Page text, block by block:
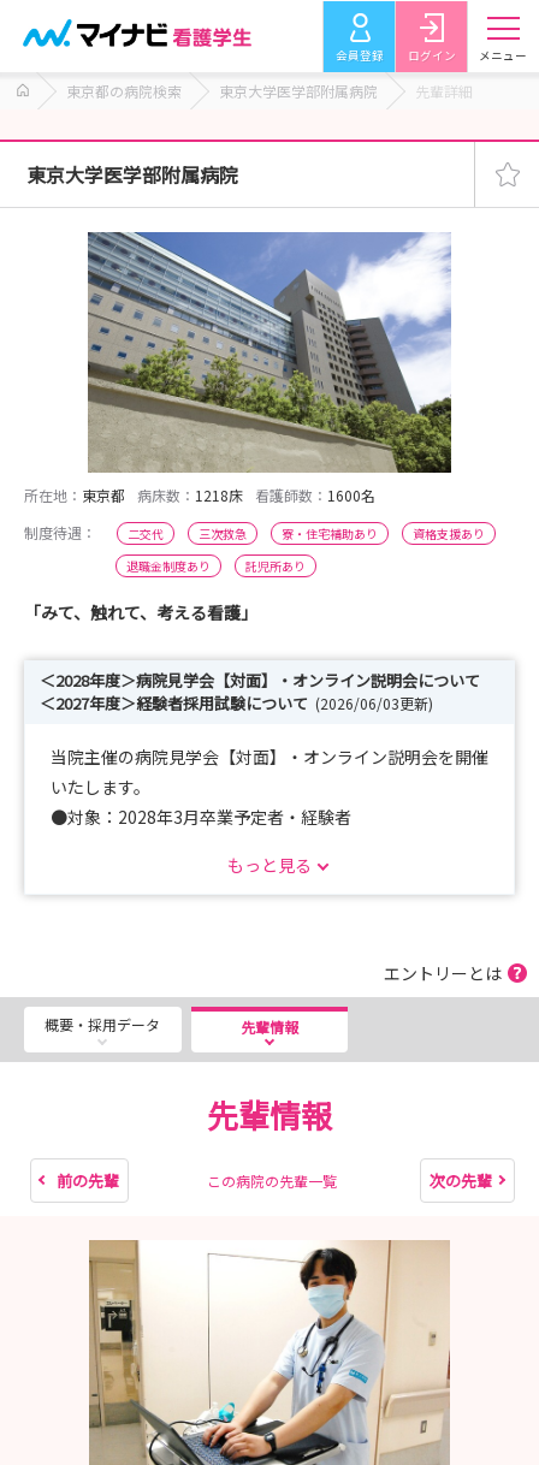
会員登録 ログイン メニュー
東京都の病院検索 東京大学医学部附属病院 先輩詳細
東京大学医学部附属病院
所在地： 東京都 病床数： 1218床 看護師数： 1600名
制度待遇：
二交代 三次救急 寮・住宅補助あり
資格支援あり
退職金制度あり
託児所あり
「みて、触れて、考える看護」
＜2028年度＞病院見学会【対面】・オンライン説明会について
＜2027年度＞経験者採用試験について (2026/06/03更新)
当院主催の病院見学会【対面】・オンライン説明会を開催
いたします。
●対象：2028年3月卒業予定者・経験者
詳細は、東大病院看護部HPをご確認ください。
https://www.h-todai-kango.jp/recruit/fair/
2027年度経験者採用試験と行います。
●WEBエントリー期間・アップロード〆切
時
11月27日（金）：10月6日（火）12時～10月22日
（木）12時
詳細は、東大病院看護部HPをご確認ください。
https://www.h-todai-kango.jp/recruit/
お問い合わせ・連絡先
東京大学医学部附属病院 看護部事務室
ホームページ http://www.h.u-tokyo.ac.jp/nurse
Email todainurse-inquiry@umin.ac.jp
もっと見る
エントリーとは
概要・採用データ 先輩情報
先輩情報
前の先輩 この病院の先輩一覧 次の先輩